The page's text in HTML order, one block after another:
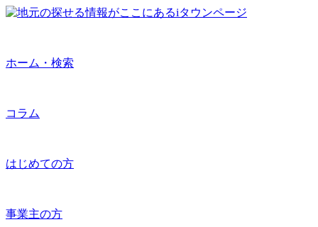
ホーム・検索
コラム
はじめての方
事業主の方